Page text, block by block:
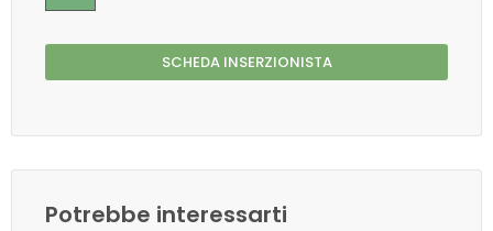
SCHEDA INSERZIONISTA
Potrebbe interessarti